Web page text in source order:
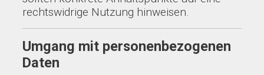
rechtswidrige Nutzung hinweisen.
Umgang mit personenbezogenen
Daten